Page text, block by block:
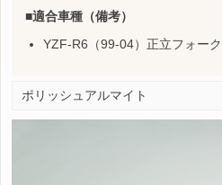
適合車種（備考）
YZF-R6（99-04）正立フォー
ポリッシュアルマイト